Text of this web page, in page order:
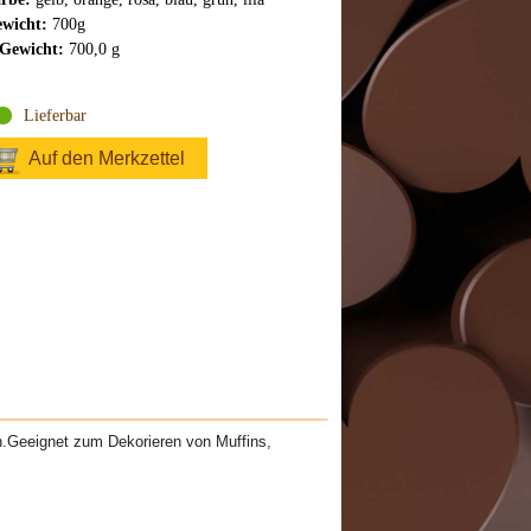
700g
700,0 g
Lieferbar
Auf den Merkzettel
zum Dekorieren von Muffins,